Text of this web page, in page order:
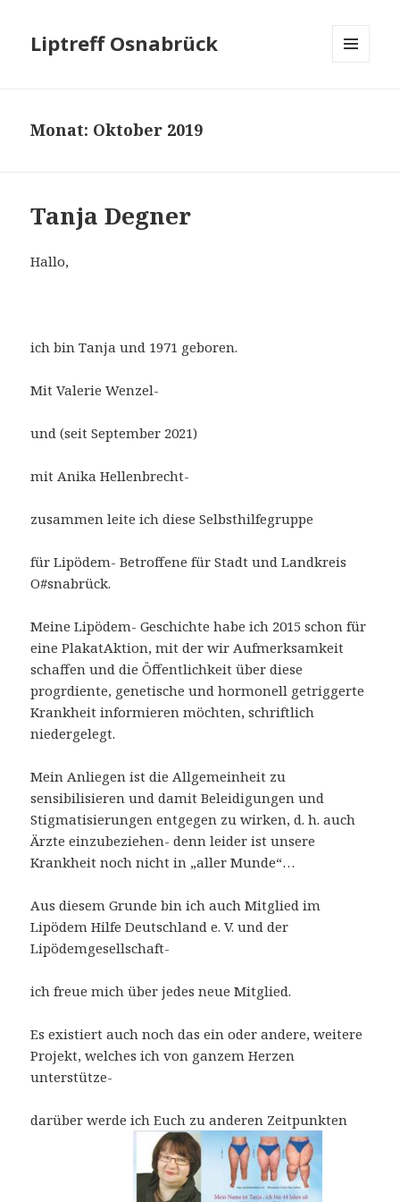
Liptreff Osnabrück
Monat: Oktober 2019
Tanja Degner
Hallo,
ich bin Tanja und 1971 geboren.
Mit Valerie Wenzel-
und (seit September 2021)
mit Anika Hellenbrecht-
zusammen leite ich diese Selbsthilfegruppe
für Lipödem- Betroffene für Stadt und Landkreis
O#snabrück.
Meine Lipödem- Geschichte habe ich 2015 schon für
eine PlakatAktion, mit der wir Aufmerksamkeit
schaffen und die Öffentlichkeit über diese
progrdiente, genetische und hormonell getriggerte
Krankheit informieren möchten, schriftlich
niedergelegt.
Mein Anliegen ist die Allgemeinheit zu
sensibilisieren und damit Beleidigungen und
Stigmatisierungen entgegen zu wirken, d. h. auch
Ärzte einzubeziehen- denn leider ist unsere
Krankheit noch nicht in „aller Munde“…
Aus diesem Grunde bin ich auch Mitglied im
Lipödem Hilfe Deutschland e. V. und der
Lipödemgesellschaft-
ich freue mich über jedes neue Mitglied.
Es existiert auch noch das ein oder andere, weitere
Projekt, welches ich von ganzem Herzen
unterstütze-
darüber werde ich Euch zu anderen Zeitpunkten